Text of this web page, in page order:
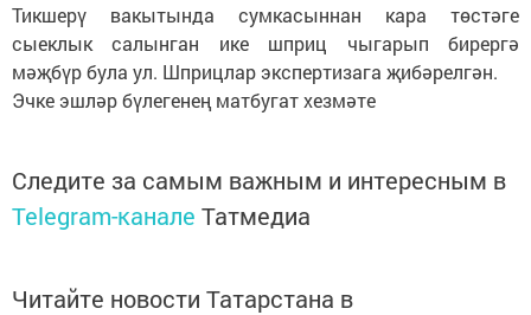
Тикшерү вакытында сумкасыннан кара төстәге
сыеклык салынган ике шприц чыгарып бирергә
мәҗбүр була ул. Шприцлар экспертизага җибәрелгән.
Эчке эшләр бүлегенең матбугат хезмәте
Следите за самым важным и интересным в
Telegram-канале Татмедиа
Читайте новости Татарстана в